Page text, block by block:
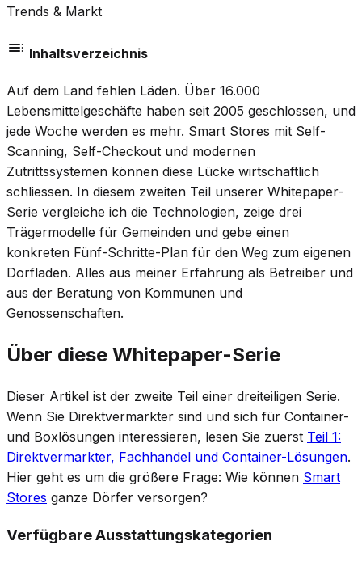
Trends & Markt
toc Inhaltsverzeichnis
Auf dem Land fehlen Läden. Über 16.000
Lebensmittelgeschäfte haben seit 2005 geschlossen, und
jede Woche werden es mehr. Smart Stores mit Self-
Scanning, Self-Checkout und modernen
Zutrittssystemen können diese Lücke wirtschaftlich
schliessen. In diesem zweiten Teil unserer Whitepaper-
Serie vergleiche ich die Technologien, zeige drei
Trägermodelle für Gemeinden und gebe einen
konkreten Fünf-Schritte-Plan für den Weg zum eigenen
Dorfladen. Alles aus meiner Erfahrung als Betreiber und
aus der Beratung von Kommunen und
Genossenschaften.
Über diese Whitepaper-Serie
Dieser Artikel ist der zweite Teil einer dreiteiligen Serie.
Wenn Sie Direktvermarkter sind und sich für Container-
und Boxlösungen interessieren, lesen Sie zuerst Teil 1:
Direktvermarkter, Fachhandel und Container-Lösungen.
Hier geht es um die größere Frage: Wie können Smart
Stores ganze Dörfer versorgen?
Verfügbare Ausstattungskategorien